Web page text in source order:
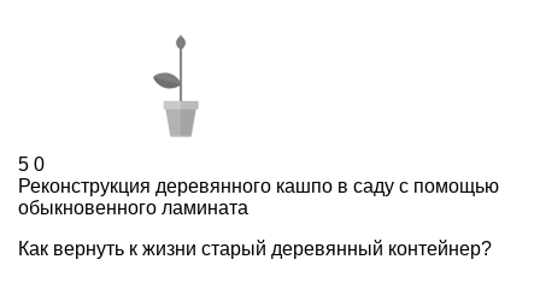
5 0
Реконструкция деревянного кашпо в саду с помощью
обыкновенного ламината
Как вернуть к жизни старый деревянный контейнер?